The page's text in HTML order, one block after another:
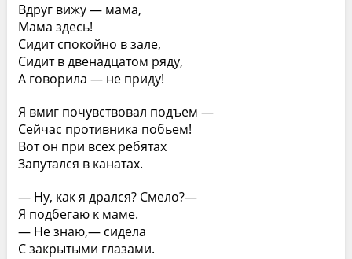
Вдруг вижу — мама,
Мама здесь!
Сидит спокойно в зале,
Сидит в двенадцатом ряду,
А говорила — не приду!
Я вмиг почувствовал подъем —
Сейчас противника побьем!
Вот он при всех ребятах
Запутался в канатах.
— Ну, как я дрался? Смело?—
Я подбегаю к маме.
— Не знаю,— сидела
С закрытыми глазами.